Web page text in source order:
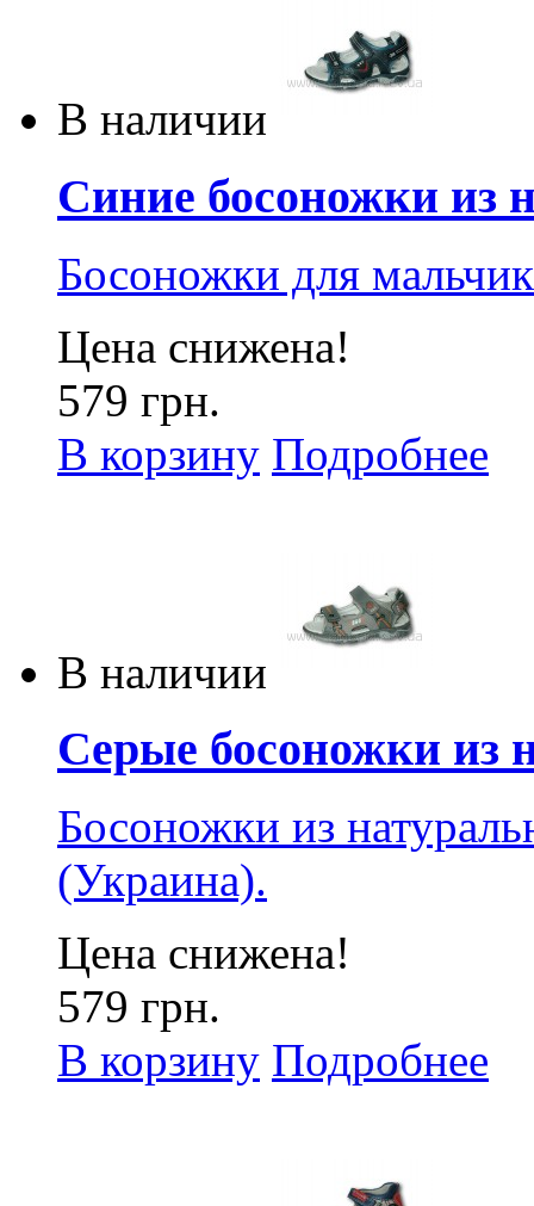
В наличии
Синие босоножки из
Босоножки для
Цена снижена!
579 грн.
В корзину Подробнее
В наличии
Серые босоножки из
Босоножки из
(Украина).
Цена снижена!
579 грн.
В корзину Подробнее